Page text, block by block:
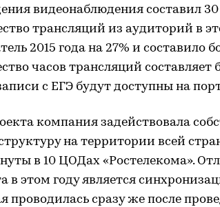
видеонаблюдения составил
трансляций из аудиторий в
2015 года на 27% и составило
часов трансляций составляет
с ЕГЭ будут доступны на
компания задействовала
на территории всей
в 10 ЦОДах «Ростелекома».
в этом году является
проводилась сразу же после